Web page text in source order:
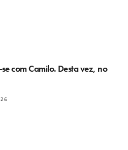
com Camilo. Desta vez, no